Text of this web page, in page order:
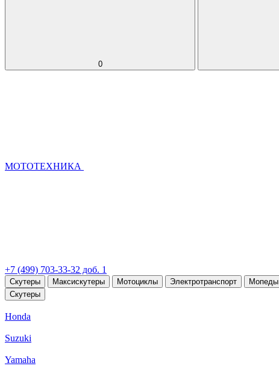
0
МОТОТЕХНИКА
+7 (499) 703-33-32 доб. 1
Скутеры Максискутеры Мотоциклы Электротранспорт Мопеды
Скутеры
Honda
Suzuki
Yamaha